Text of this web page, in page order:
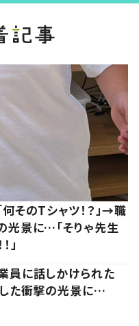
そのTシャツ！？」→職
光景に…「そりゃ先生
」
に話しかけられた
た衝撃の光景に…